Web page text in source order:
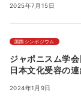
2025年7月15日
国際シンポジウム
ジャポニスム学
日本文化受容の
2024年1月9日